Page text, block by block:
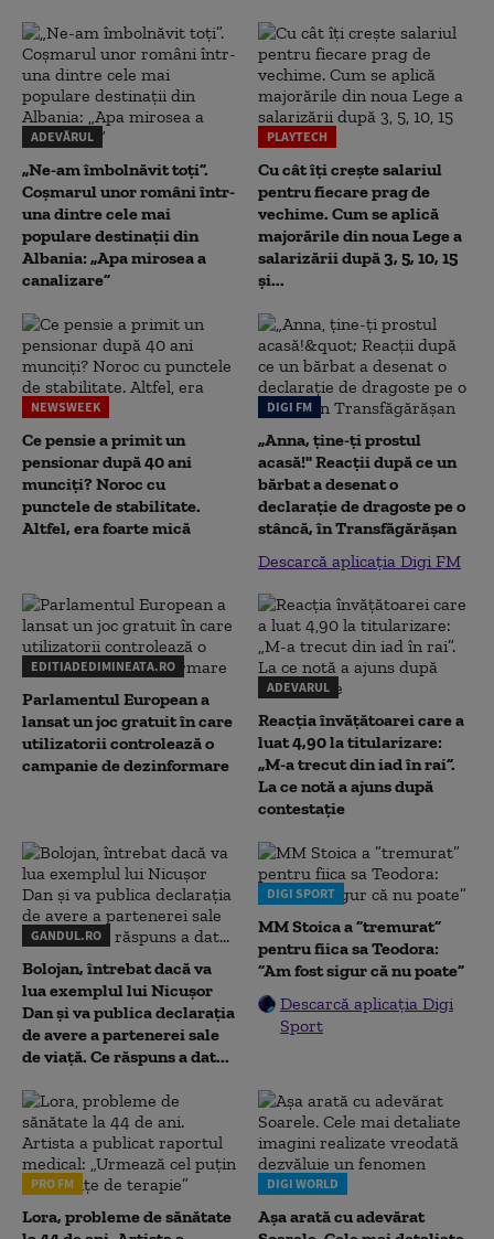
ADEVĂRUL
„Ne-am îmbolnăvit toți”.
Coșmarul unor români într-
una dintre cele mai
populare destinații din
Albania: „Apa mirosea a
canalizare”
PLAYTECH
Cu cât îți crește salariul
pentru fiecare prag de
vechime. Cum se aplică
majorările din noua Lege a
salarizării după 3, 5, 10, 15
și...
NEWSWEEK
Ce pensie a primit un
pensionar după 40 ani
munciți? Noroc cu
punctele de stabilitate.
Altfel, era foarte mică
DIGI FM
„Anna, ţine-ţi prostul
acasă!" Reacţii după ce un
bărbat a desenat o
declaraţie de dragoste pe o
stâncă, în Transfăgărăşan
Descarcă aplicația Digi FM
EDITIADEDIMINEATA.RO
Parlamentul European a
lansat un joc gratuit în care
utilizatorii controlează o
campanie de dezinformare
ADEVARUL
Reacția învățătoarei care a
luat 4,90 la titularizare:
„M-a trecut din iad în rai”.
La ce notă a ajuns după
contestație
GANDUL.RO
Bolojan, întrebat dacă va
lua exemplul lui Nicușor
Dan și va publica declarația
de avere a partenerei sale
de viață. Ce răspuns a dat...
DIGI SPORT
MM Stoica a ”tremurat”
pentru fiica sa Teodora:
”Am fost sigur că nu poate”
Descarcă aplicația Digi
Sport
PRO FM
Lora, probleme de sănătate
DIGI WORLD
Așa arată cu adevărat